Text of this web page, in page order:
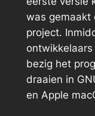
was gemaakt
project.
bezig het
draaien in
en Apple